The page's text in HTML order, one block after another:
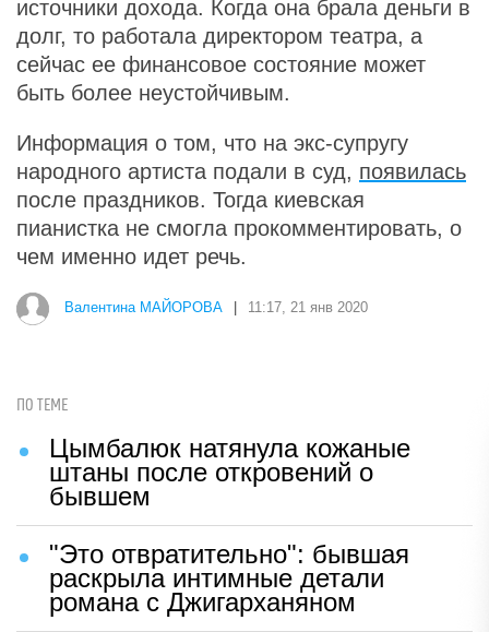
источники дохода. Когда она брала деньги в
долг, то работала директором театра, а
сейчас ее финансовое состояние может
быть более неустойчивым.
Информация о том, что на экс-супругу
народного артиста подали в суд, появилась
после праздников. Тогда киевская
пианистка не смогла прокомментировать, о
чем именно идет речь.
Валентина МАЙОРОВА 11:17, 21 янв 2020
ПО ТЕМЕ
Цымбалюк натянула кожаные
штаны после откровений о
бывшем
"Это отвратительно": бывшая
раскрыла интимные детали
романа с Джигарханяном